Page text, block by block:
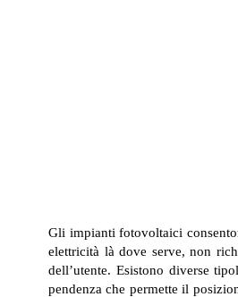
Gli impianti fotovoltaici
elettricità là dove serve, non
dell’utente. Esistono diverse
pendenza che permette il